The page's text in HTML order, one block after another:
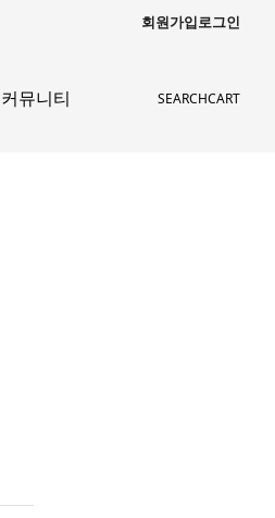
회원가입로그인
커뮤니티 SEARCHCART